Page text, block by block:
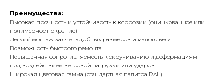
Преимущества:
Высокая прочность и устойчивость к коррозии (оцинкованное или
полимерное покрытие)
Легкий монтаж за счет удобных размеров и малого веса
Возможность быстрого ремонта
Повышенная сопротивляемость к скручиванию и деформациям
под воздействием ветровой нагрузки или ударов
Широкая цветовая гамма (стандартная палитра RAL)